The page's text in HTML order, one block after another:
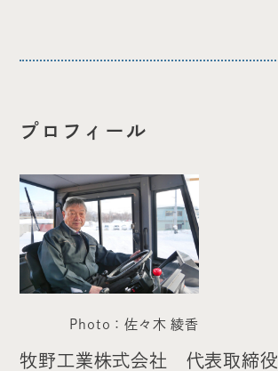
プロフィール
Photo：佐々木 綾香
牧野工業株式会社 代表取締役